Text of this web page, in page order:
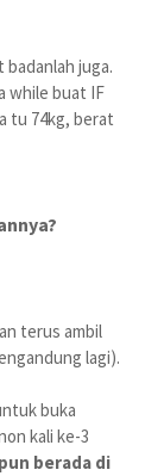
badanlah juga.
while buat IF
tu 74kg, berat
terus ambil
lagi).
buka
kali ke-3
berada di